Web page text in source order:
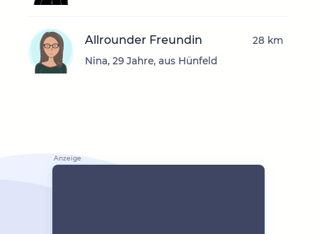
Allrounder Freundin
Nina, 29 Jahre, aus Hünfeld
28 km